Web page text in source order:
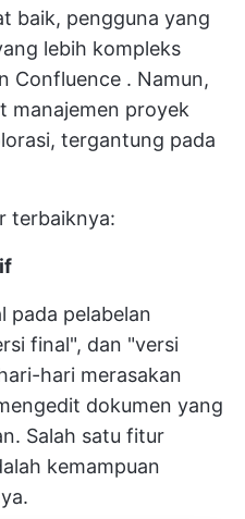
baik, pengguna yang
lebih kompleks
Confluence . Namun,
manajemen proyek
tergantung pada
terbaiknya:
pada pelabelan
final", dan "versi
hari merasakan
dokumen yang
Salah satu fitur
kemampuan